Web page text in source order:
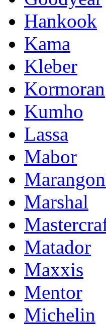
Hankook
Kama
Kleber
Kormoran
Kumho
Lassa
Mabor
Marshal
Matador
Maxxis
Mentor
Michelin